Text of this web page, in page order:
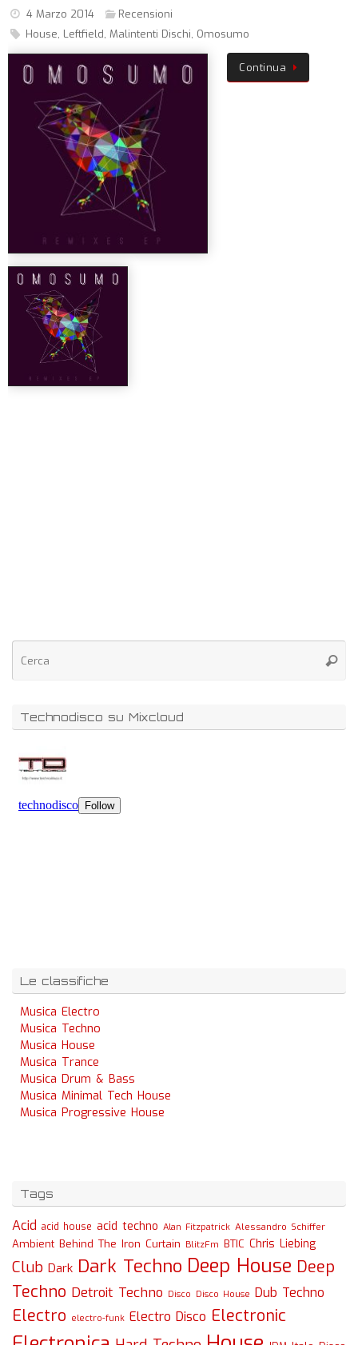
4 Marzo 2014
Recensioni
House, Leftfield, Malintenti Dischi, Omosumo
Continua
Technodisco su Mixcloud
Le classifiche
Musica Electro
Musica Techno
Musica House
Musica Trance
Musica Drum & Bass
Musica Minimal Tech House
Musica Progressive House
Tags
Acid acid house acid techno Alan Fitzpatrick Alessandro Schiffer
Ambient Behind The Iron Curtain BlitzFm BTIC Chris Liebing
Club Dark Dark Techno Deep House Deep
Techno Detroit Techno Disco Disco House Dub Techno
Electro electro-funk Electro Disco Electronic